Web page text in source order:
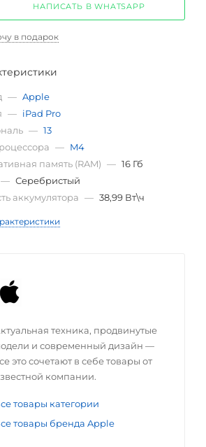
НАПИСАТЬ В WHATSAPP
в подарок
— Apple
— iPad Pro
— 13
— M4
память (RAM) — 16 Гб
— Серебристый
аккумулятора — 38,99 Вт\ч
техника, продвинутые
и современный дизайн —
это сочетают в себе товары от
компании.
товары категории
товары бренда Apple